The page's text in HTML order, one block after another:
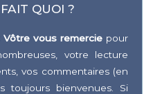
QUOI ?
vous remerciepour
votre lecture
vos commentaires (en
toujours bienvenues. Si